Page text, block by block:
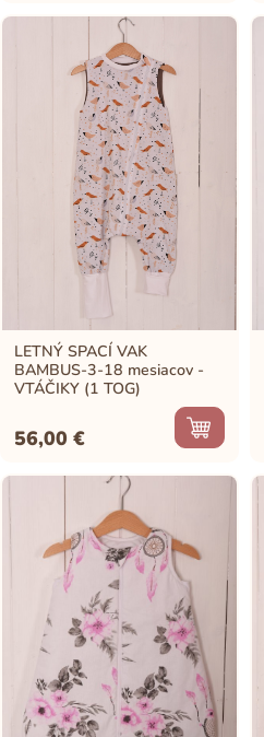
LETNÝ SPACÍ VAK
BAMBUS-3-18 mesiacov -
VTÁČIKY (1 TOG)
56,00€